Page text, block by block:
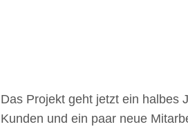
Das Projekt geht jetzt ein halbes
Kunden und ein paar neue